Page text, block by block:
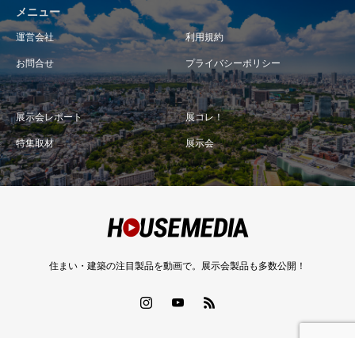
メニュー
運営会社 利用規約
お問合せ プライバシーポリシー
展示会レポート 展コレ！
特集取材 展示会
住まい・建築の注目製品を動画で。展示会製品も多数公開！